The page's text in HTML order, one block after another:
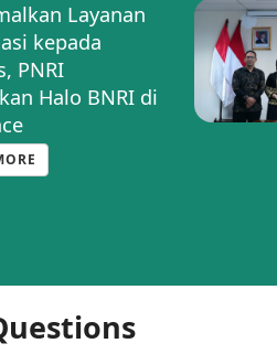
Layanan
kepada
PNRI
Halo BNRI di